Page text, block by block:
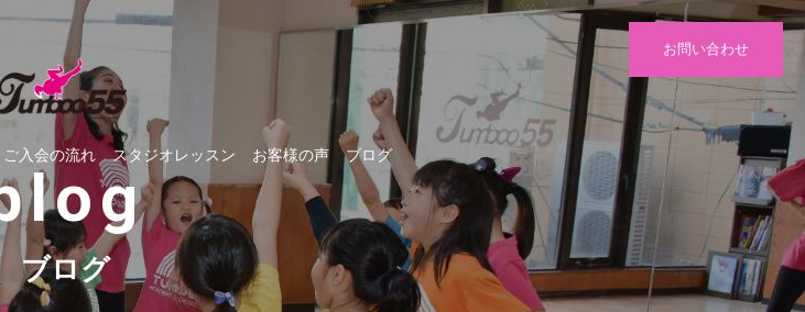
ご入会の流れ スタジオレッスン お客様の声 ブログ
お問い合わせ
ブログ